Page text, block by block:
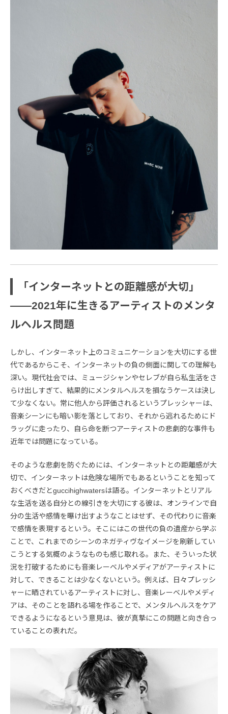
「インターネットとの距離感が大切」
――2021年に生きるアーティストのメンタ
ルヘルス問題
しかし、インターネット上のコミュニケーションを大切にする世
代であるからこそ、インターネットの負の側面に関しての理解も
深い。現代社会では、ミュージシャンやセレブが自ら私生活をさ
らけ出しすぎて、結果的にメンタルヘルスを損なうケースは決し
て少なくない。常に他人から評価されるというプレッシャーは、
音楽シーンにも暗い影を落としており、それから逃れるためにド
ラッグに走ったり、自ら命を断つアーティストの悲劇的な事件も
近年では問題になっている。
そのような悲劇を防ぐためには、インターネットとの距離感が大
切で、インターネットは危険な場所でもあるということを知って
おくべきだとguccihighwatersは語る。インターネットとリアル
な生活を送る自分との線引きを大切にする彼は、オンラインで自
分の生活や感情を曝け出すようなことはせず、その代わりに音楽
で感情を表現するという。そこにはこの世代の負の遺産から学ぶ
ことで、これまでのシーンのネガティヴなイメージを刷新してい
こうとする気概のようなものも感じ取れる。また、そういった状
況を打破するためにも音楽レーベルやメディアがアーティストに
対して、できることは少なくないという。例えば、日々プレッシ
ャーに晒されているアーティストに対し、音楽レーベルやメディ
アは、そのことを語れる場を作ることで、メンタルヘルスをケア
できるようになるという意見は、彼が真摯にこの問題と向き合っ
ていることの表れだ。